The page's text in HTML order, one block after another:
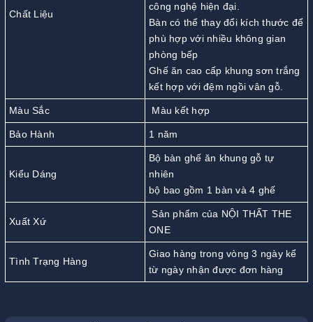
Chất Liệu
công nghệ hiện đại.
Bàn có thể thay đổi kích thước để
phù hợp với nhiều không gian
phòng bếp
Ghế ăn cao cấp khung sơn trắng
kết hợp với đệm ngồi vân gỗ.
Màu Sắc Màu kết hợp
Bảo Hành 1 năm
Kiểu Dáng
Bộ bàn ghế ăn khung gỗ tự
nhiên
bộ bao gồm 1 bàn và 4 ghế
Xuất Xứ
Sản phẩm của NỘI THẤT THE
ONE
Tình Trạng Hàng
Giao hàng trong vòng 3 ngày kể
từ ngày nhận được đơn hàng